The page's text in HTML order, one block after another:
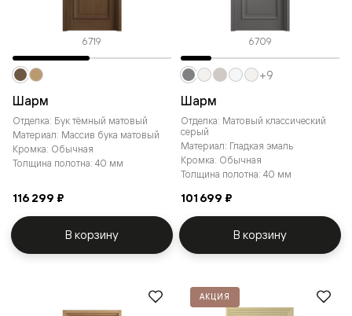
6719
Шарм
Отделка: Бук тёмный матовый
Материал: Массив бука матовый
Кромка: Обычная
Толщина полотна: 40 мм
116 299 ₽
В корзину
6709
Шарм
Отделка: Матовый классический
серый
Материал: Гладкая эмаль
Кромка: Обычная
Толщина полотна: 40 мм
101 699 ₽
+9
В корзину
АКЦИЯ